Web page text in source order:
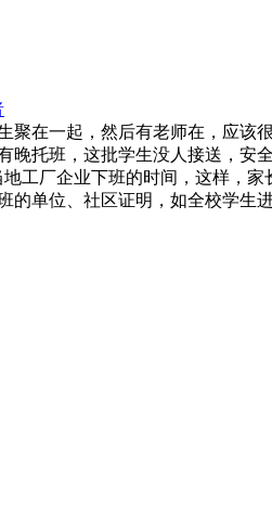
聚在一起，然后有老师在，应
晚托班，这批学生没人接送，
工厂企业下班的时间，这样，
单位、社区证明，如全校学生